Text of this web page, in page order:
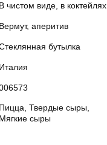
В чистом виде, в коктейлях
Вермут, аперитив
бутылка
Италия
Пицца, Твердые сыры,
Мягкие сыры